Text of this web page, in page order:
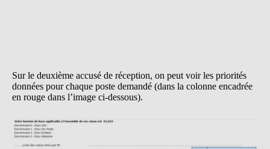
Sur le deuxième accusé de réception, on peut voir les priorités
données pour chaque poste demandé (dans la colonne encadrée
en rouge dans l’image ci-dessous).